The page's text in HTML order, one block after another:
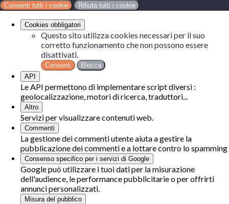
Consenti tutti i cookie Rifiuta tutti i cookie
Cookies obbligatori
Questo sito utilizza cookies necessari per il suo
corretto funzionamento che non possono essere
disattivati.
Consenti
Blocca
API
Le API permettono di implementare script diversi :
geolocalizzazione, motori di ricerca, traduttori...
Altro
Servizi per visualizzare contenuti web.
Commenti
La gestione dei commenti utente aiuta a gestire la
pubblicazione dei commenti e a lottare contro lo spamming
Consenso specifico per i servizi di Google
Google può utilizzare i tuoi dati per la misurazione
dell'audience, le performance pubblicitarie o per offrirti
annunci personalizzati.
Misura del pubblico